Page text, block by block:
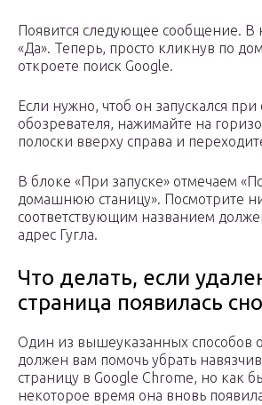
Появится следующее сообщение.
«Да». Теперь, просто кликнув по
откроете поиск Google.
Если нужно, чтоб он запускался при
обозревателя, нажимайте на
полоски вверху справа и
В блоке «При запуске» отмечаем
домашнюю станицу». Посмотрите
соответствующим названием
адрес Гугла.
Что делать, если
страница появилась
Один из вышеуказанных способов
должен вам помочь убрать
страницу в Google Chrome, но как
некоторое время она вновь